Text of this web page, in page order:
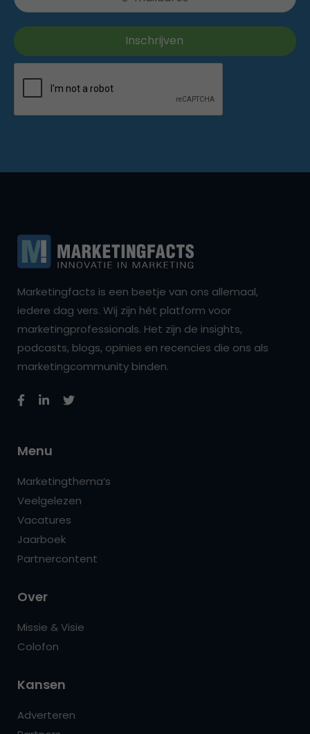
Marketingfacts is een beetje van ons allemaal,
iedere dag vers. Wij zijn hét platform voor
marketingprofessionals. Het zijn de insights,
podcasts, blogs, opinies en recencies die ons als
marketingcommunity binden.
Menu
Marketingthema’s
Veelgelezen
Vacatures
Jaarboek
Partnercontent
Over
Missie & Visie
Colofon
Kansen
Adverteren